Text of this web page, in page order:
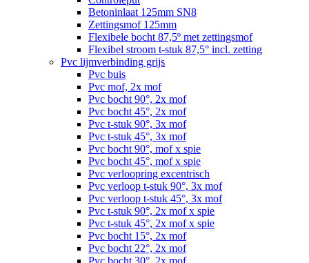
Betoninlaat 125mm SN8
Zettingsmof 125mm
Flexibele bocht 87,5º met zettingsmof
Flexibel stroom t-stuk 87,5° incl. zetting
Pvc lijmverbinding grijs
Pvc buis
Pvc mof, 2x mof
Pvc bocht 90°, 2x mof
Pvc bocht 45°, 2x mof
Pvc t-stuk 90°, 3x mof
Pvc t-stuk 45°, 3x mof
Pvc bocht 90°, mof x spie
Pvc bocht 45°, mof x spie
Pvc verloopring excentrisch
Pvc verloop t-stuk 90°, 3x mof
Pvc verloop t-stuk 45°, 3x mof
Pvc t-stuk 90°, 2x mof x spie
Pvc t-stuk 45°, 2x mof x spie
Pvc bocht 15°, 2x mof
Pvc bocht 22°, 2x mof
Pvc bocht 30°, 2x mof